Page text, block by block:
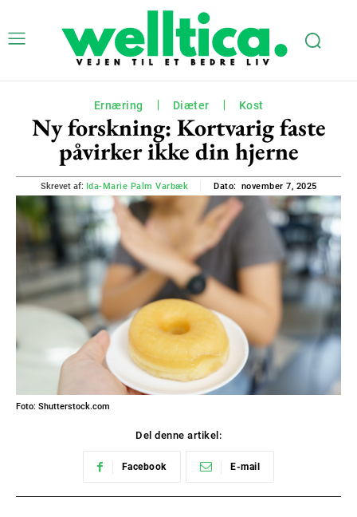
Ernæring Diæter Kost
Ny forskning: Kortvarig faste
påvirker ikke din hjerne
Skrevet af: Ida-Marie Palm Varbæk Dato: november 7, 2025
Foto: Shutterstock.com
Del denne artikel:
Facebook E-mail